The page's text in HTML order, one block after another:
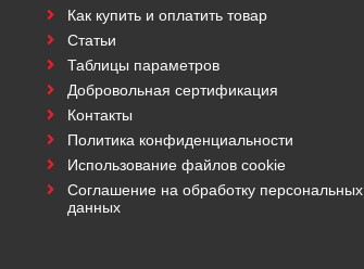
Как купить и оплатить товар
Статьи
Таблицы параметров
Добровольная сертификация
Контакты
Политика конфиденциальности
Использование файлов cookie
Соглашение на обработку персональных
данных